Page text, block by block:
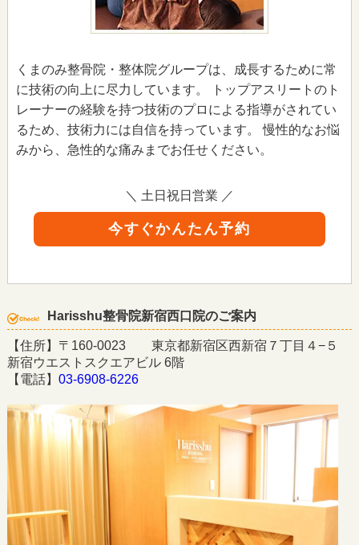
くまのみ整骨院・整体院グループは、成長するために常
に技術の向上に尽力しています。 トップアスリートのト
レーナーの経験を持つ技術のプロによる指導がされてい
るため、技術力には自信を持っています。 慢性的なお悩
みから、急性的な痛みまでお任せください。
＼ 土日祝日営業 ／
今すぐかんたん予約
Harisshu整骨院新宿西口院のご案内
【住所】〒160-0023 東京都新宿区西新宿７丁目４−５
新宿ウエストスクエアビル 6階
【電話】 03-6908-6226